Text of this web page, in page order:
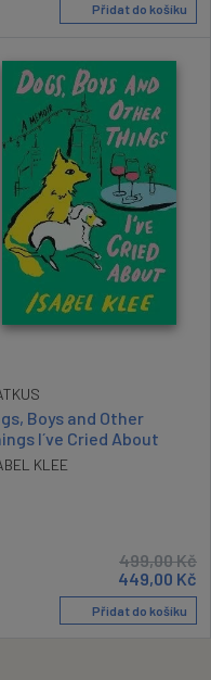
Přidat do košíku
Boys and Other
I´ve Cried About
KLEE
499,00Kč
449,00 Kč
Přidat do košíku